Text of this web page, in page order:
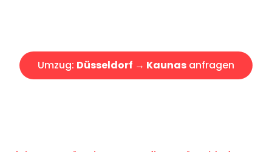
Umzug: Düsseldorf → Kaunas anfragen